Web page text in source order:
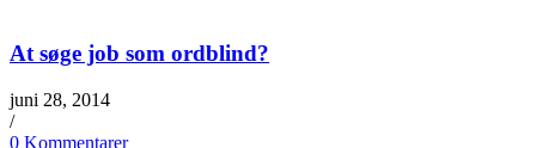
At søge job som ordblind?
juni 28, 2014
/
0 Kommentarer